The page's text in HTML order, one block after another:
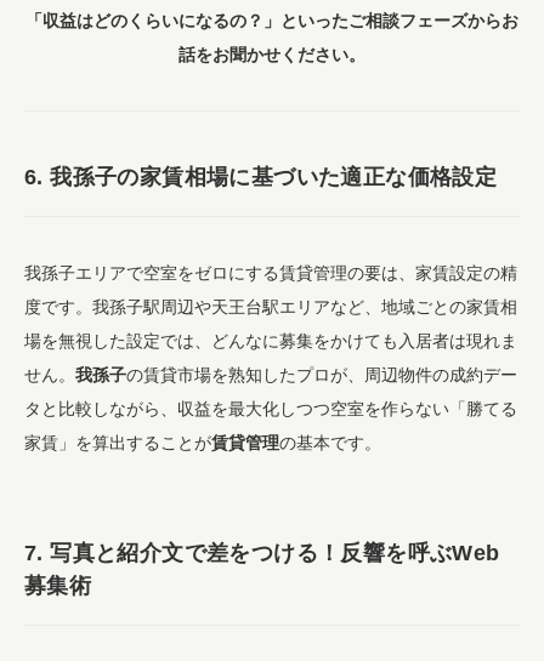
「収益はどのくらいになるの？」といったご相談フェーズからお
話をお聞かせください。
6. 我孫子の家賃相場に基づいた適正な価格設定
我孫子エリアで空室をゼロにする賃貸管理の要は、家賃設定の精
度です。我孫子駅周辺や天王台駅エリアなど、地域ごとの家賃相
場を無視した設定では、どんなに募集をかけても入居者は現れま
せん。 我孫子の賃貸市場を熟知したプロが、周辺物件の成約デー
タと比較しながら、収益を最大化しつつ空室を作らない「勝てる
家賃」を算出することが賃貸管理の基本です。
7. 写真と紹介文で差をつける！反響を呼ぶWeb
募集術